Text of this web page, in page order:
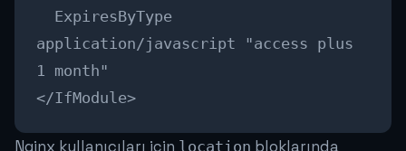
ExpiresByType
application/javascript "access plus
1 month"
</IfModule>
Nginx kullanıcıları için location bloklarında